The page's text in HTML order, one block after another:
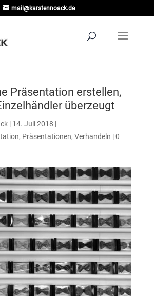
mail@karstennoack.de
Präsentation erstellen,
überzeugt
| 14. Juli 2018 |
, Präsentationen, Verhandeln |0